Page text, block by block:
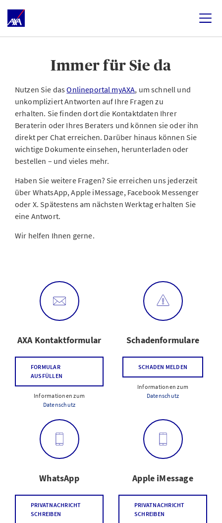
Immer für Sie da
Nutzen Sie dasOnlineportal myAXA, um schnell und
unkompliziert Antworten auf Ihre Fragen zu
erhalten. Sie finden dort die Kontaktdaten Ihrer
Beraterin oder Ihres Beraters und können sie oder ihn
direkt per Chat erreichen. Darüber hinaus können Sie
wichtige Dokumente einsehen, herunterladen oder
bestellen – und vieles mehr.
Haben Sie weitere Fragen? Sie erreichen uns jederzeit
über WhatsApp, Apple iMessage, Facebook Messenger
oder X. Spätestens am nächsten Werktag erhalten Sie
eine Antwort.
Wir helfen Ihnen gerne.
AXA Kontaktformular
FORMULAR
AUSFÜLLEN
Informationen zum
Datenschutz
Schadenformulare
SCHADEN MELDEN
Informationen zum
Datenschutz
WhatsApp
PRIVATNACHRICHT
SCHREIBEN
Apple iMessage
PRIVATNACHRICHT
SCHREIBEN